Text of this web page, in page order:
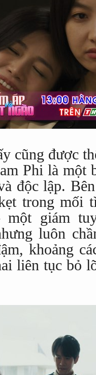
cũng được
Phi là một
độc lập.
trong mối
giám
luôn
khoảng
liên tục bỏ